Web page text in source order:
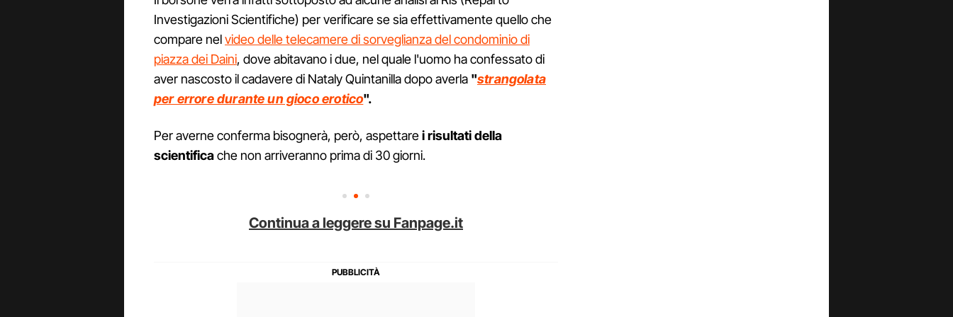
Investigazioni Scientifiche) per verificare se sia effettivamente quello che
compare nelvideo delle telecamere di sorveglianza del condominio di
piazza dei Daini, dove abitavano i due, nel quale l'uomo ha confessato di
aver nascosto il cadavere di Nataly Quintanilla dopo averla "strangolata
per errore durante un gioco erotico".
Per averne conferma bisognerà, però, aspettarei risultati della
scientificache non arriveranno prima di 30 giorni.
Continua a leggere su Fanpage.it